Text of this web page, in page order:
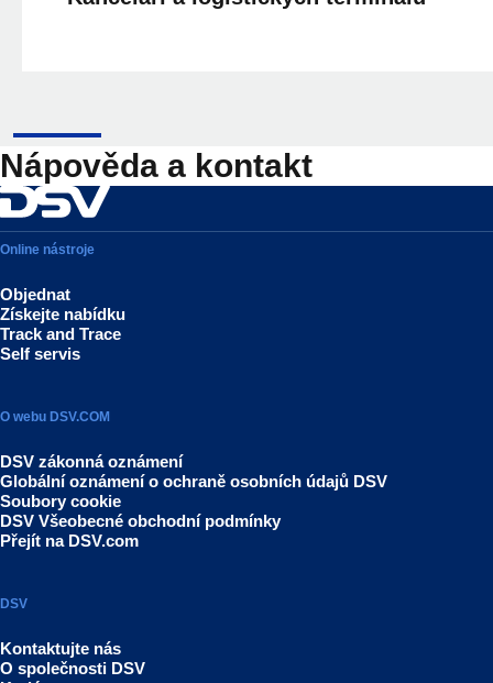
Nápověda a kontakt
Online nástroje
Objednat
Získejte nabídku
Track and Trace
Self servis
O webu DSV.COM
DSV zákonná oznámení
Globální oznámení o ochraně osobních údajů DSV
Soubory cookie
DSV Všeobecné obchodní podmínky
Přejít na DSV.com
DSV
Kontaktujte nás
O společnosti DSV